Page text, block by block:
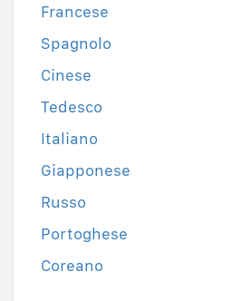
Francese
Spagnolo
Cinese
Tedesco
Italiano
Giapponese
Russo
Portoghese
Coreano